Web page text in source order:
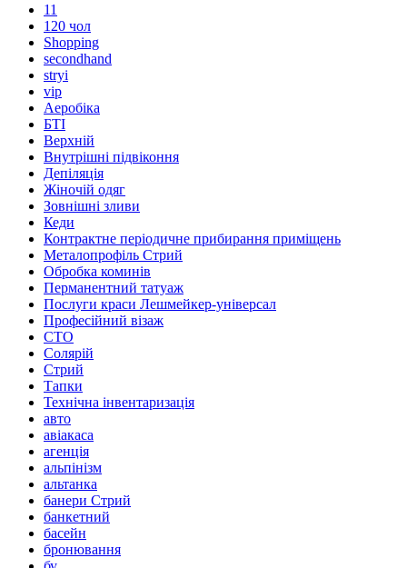
11
120 чол
Shopping
secondhand
stryi
vip
Аеробіка
БТІ
Верхній
Внутрішні підвіконня
Депіляція
Жіночій одяг
Зовнішні зливи
Кеди
Контрактне періодичне прибирання приміщень
Металопрофіль Стрий
Обробка коминів
Перманентний татуаж
Послуги краси Лешмейкер-універсал
Професійний візаж
СТО
Солярій
Стрий
Тапки
Технічна інвентаризація
авто
авіакаса
агенція
альпінізм
альтанка
банери Стрий
банкетний
басейн
бронювання